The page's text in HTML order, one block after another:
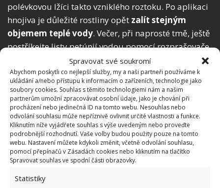
Spravovat své soukromí
Abychom poskytli co nejlepší služby, my a naši partneři používáme k
ukládání a/nebo přístupu k informacím o zařízeních, technologie jako
soubory cookies. Souhlas s těmito technologiemi nám a našim
partnerům umožní zpracovávat osobní údaje, jako je chování při
procházení nebo jedinečná ID na tomto webu. Nesouhlas nebo
odvolání souhlasu může nepříznivě ovlivnit určité vlastnosti a funkce.
Kliknutím níže vyjádřete souhlas s výše uvedeným nebo proveďte
podrobnější rozhodnutí. Vaše volby budou použity pouze na tomto
webu. Nastavení můžete kdykoli změnit, včetně odvolání souhlasu,
pomocí přepínačů v Zásadách cookies nebo kliknutím na tlačítko
Spravovat souhlas ve spodní části obrazovky.
Statistiky
polévkovou lžíci takto vzniklého roztoku. Po aplikaci
hnojiva je důležité rostliny opět zalít stejným
objemem teplé vody. Večer, při naprosté tmě, ještě
postříkejte listy petúnií vodou pomocí rozprašovače.
Po dvou týdnech hnojení zopakujte, tentokrát
postřikem přímo na listy.